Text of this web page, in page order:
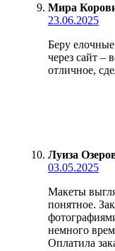
Мира
23.06.2025
Беру
через сайт –
отличное,
Луиза
03.05.2025
Макеты
понятное.
немного
Оплатила